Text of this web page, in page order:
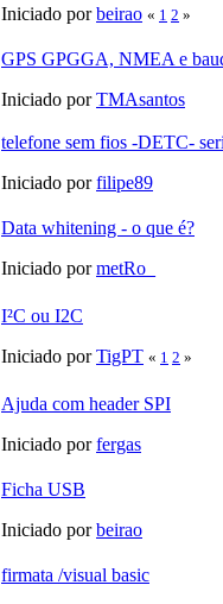
Iniciado porbeirao « 1 2 »
GPS GPGGA, NMEA e
Iniciado porTMAsantos
telefone sem fios -DETC-
Iniciado porfilipe89
Data whitening - o que é?
Iniciado pormetRo_
I²C ou I2C
Iniciado porTigPT « 1 2 »
Ajuda com header SPI
Iniciado porfergas
Ficha USB
Iniciado porbeirao
firmata /visual basic